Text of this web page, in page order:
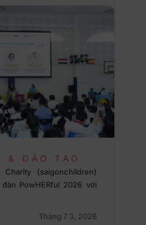
& ĐÀO TẠO
Charity (saigonchildren)
PowHERful 2026 với
Tháng 7 3, 2026